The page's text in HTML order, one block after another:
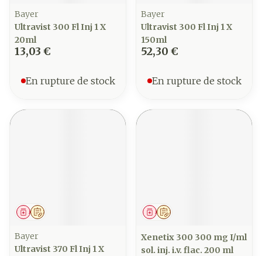
Bayer
Ultravist 300 Fl Inj 1 X
20ml
13,03 €
En rupture de stock
Bayer
Ultravist 300 Fl Inj 1 X
150ml
52,30 €
En rupture de stock
Sur prescription
Médicament
Bayer
Ultravist 370 Fl Inj 1 X
Sur prescription
Médicament
Xenetix 300 300 mg I/ml
sol. inj. i.v. flac. 200 ml